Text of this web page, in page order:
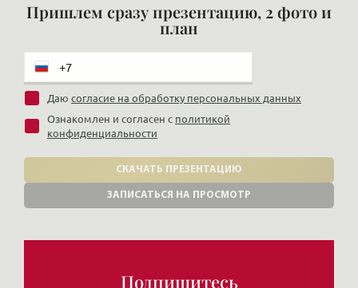
Пришлем сразу презентацию, 2 фото и
план
Даю согласие на обработку персональных данных
Ознакомлен и согласен с политикой
конфиденциальности
СКАЧАТЬ ПРЕЗЕНТАЦИЮ
ЗАПИСАТЬСЯ НА ПРОСМОТР
Подпишитесь